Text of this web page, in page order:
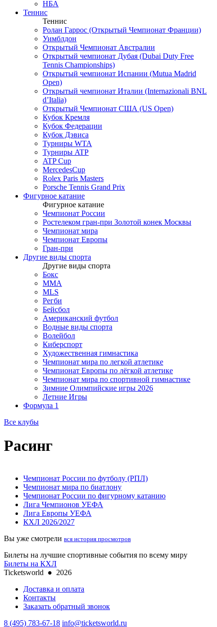
НБА
Теннис
Теннис
Ролан Гаррос (Открытый Чемпионат Франции)
Уимблдон
Открытый Чемпионат Австралии
Открытый чемпионат Дубая (Dubai Duty Free
Tennis Championships)
Открытый чемпионат Испании (Mutua Madrid
Open)
Открытый чемпионат Италии (Internazionali BNL
d’Italia)
Открытый Чемпионат США (US Open)
Кубок Кремля
Кубок Федерации
Кубок Дэвиса
Турниры WTA
Турниры ATP
ATP Cup
MercedesCup
Rolex Paris Masters
Porsche Tennis Grand Prix
Фигурное катание
Фигурное катание
Чемпионат России
Ростелеком гран-при Золотой конек Москвы
Чемпионат мира
Чемпионат Европы
Гран-при
Другие виды спорта
Другие виды спорта
Бокс
MMA
MLS
Регби
Бейсбол
Американский футбол
Водные виды спорта
Волейбол
Киберспорт
Художественная гимнастика
Чемпионат мира по легкой атлетике
Чемпионат Европы по лёгкой атлетике
Чемпионат мира по спортивной гимнастике
Зимние Олимпийские игры 2026
Летние Игры
Формула 1
Все клубы
Расинг
Чемпионат России по футболу (РПЛ)
Чемпионат мира по биатлону
Чемпионат России по фигурному катанию
Лига Чемпионов УЕФА
Лига Европы УЕФА
КХЛ 2026/2027
Вы уже смотрели вся история просмотров
Билеты на лучшие спортивные события по всему миру
Билеты на КХЛ
Ticketsworld ● 2026
Доставка и оплата
Контакты
Заказать обратный звонок
8 (495) 783-67-18 info@ticketsworld.ru